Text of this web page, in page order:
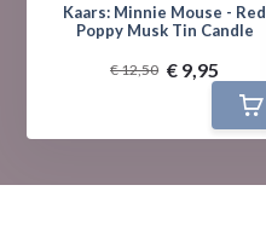
Kaars: Minnie Mouse - Red
Poppy Musk Tin Candle
€ 12,50 € 9,95